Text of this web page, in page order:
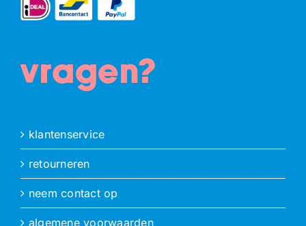
vragen?
klantenservice
retourneren
neem contact op
algemene voorwaarden